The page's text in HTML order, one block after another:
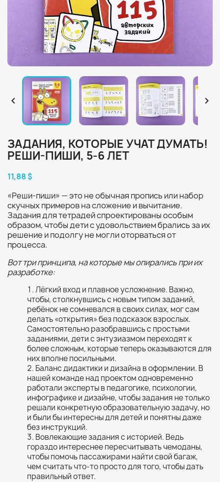
 
ЗАДАНИЯ, КОТОРЫЕ УЧАТ ДУМАТЬ!
РЕШИ-ПИШИ, 5-6 ЛЕТ
11,88 $
«Реши-пиши» — это не обычная пропись или набор
скучных примеров на сложение и вычитание.
Задания для тетрадей спроектированы особым
образом, чтобы дети с удовольствием брались за их
решение и подолгу не могли оторваться от
процесса.
Вот три принципа, на которые мы опирались при их
разработке:
Лёгкий вход и плавное усложнение. Важно,
чтобы, столкнувшись с новым типом заданий,
ребёнок не сомневался в своих силах, мог сам
делать «открытия» без подсказок взрослых.
Самостоятельно разобравшись с простыми
заданиями, дети с энтузиазмом переходят к
более сложным, которые теперь оказываются для
них вполне посильными.
Баланс дидактики и дизайна в оформлении. В
нашей команде над проектом одновременно
работали эксперты в педагогике, психологии,
инфографике и дизайне, чтобы задания не только
решали конкретную образовательную задачу, но
и были бы интересны для детей и понятны даже
без инструкций.
Вовлекающие задания с историей. Ведь
гораздо интереснее пересчитывать чемоданы,
чтобы помочь пассажирами найти свой багаж,
чем считать что-то просто для того, чтобы дать
правильный ответ.